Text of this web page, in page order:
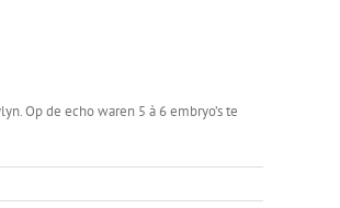
Op de echo waren 5 à 6 embryo’s te